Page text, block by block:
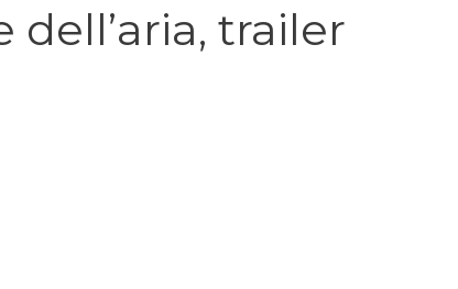
dell’aria, trailer